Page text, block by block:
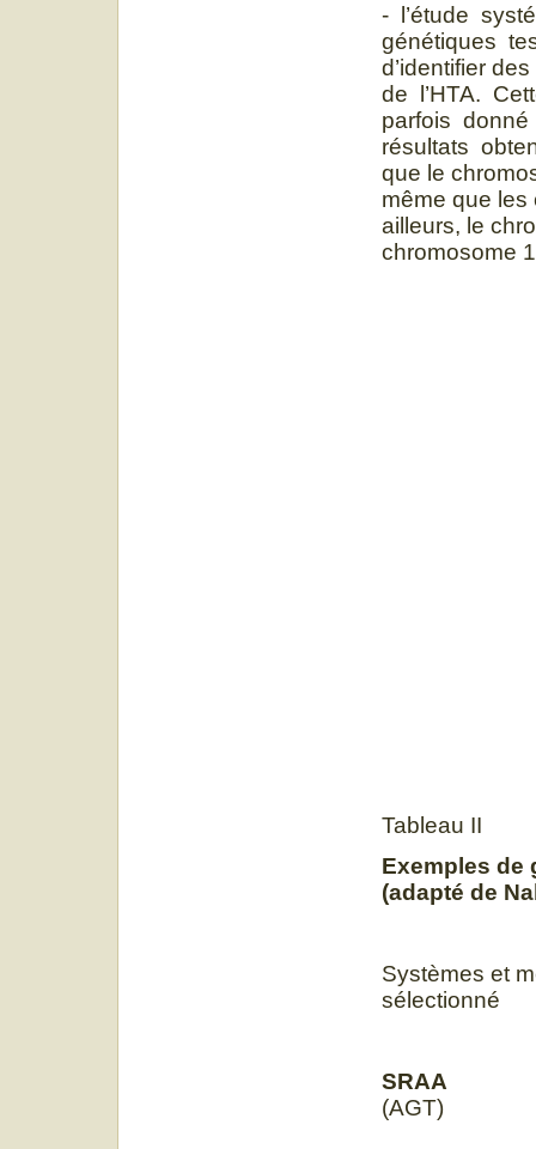
- l’étude
génétiques
d’identifier
de l’HTA.
parfois
résultats
que le
même que
ailleurs, le
chromosome
Tableau II
Exemples de
(adapté de
Systèmes et